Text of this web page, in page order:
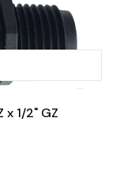
x 1/2" GZ